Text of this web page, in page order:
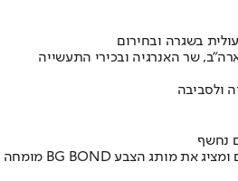
בשגרה ובחירום
שר האנרגיה ובכירי התעשייה
ולסביבה
נחשף